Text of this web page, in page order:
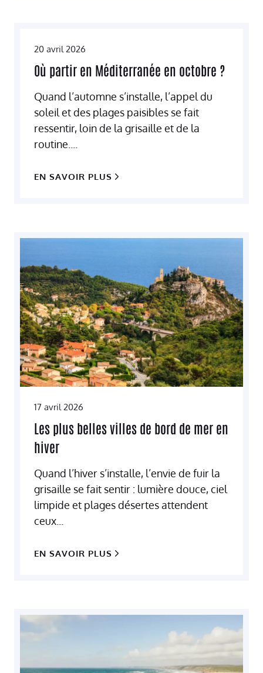
20 avril 2026
Où partir en Méditerranée en octobre ?
Quand l’automne s’installe, l’appel du
soleil et des plages paisibles se fait
ressentir, loin de la grisaille et de la
routine....
EN SAVOIR PLUS
17 avril 2026
Les plus belles villes de bord de mer en
hiver
Quand l’hiver s’installe, l’envie de fuir la
grisaille se fait sentir : lumière douce, ciel
limpide et plages désertes attendent
ceux...
EN SAVOIR PLUS